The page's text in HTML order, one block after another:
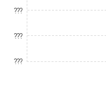
???
???
???